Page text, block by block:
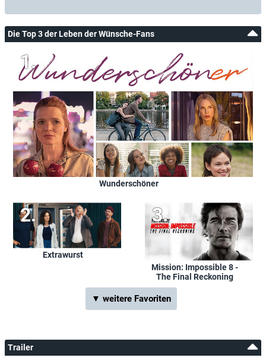
Die Top 3 der Leben der Wünsche-Fans
Wunderschöner
Extrawurst
Mission: Impossible 8 -
The Final Reckoning
▼ weitere Favoriten
Trailer